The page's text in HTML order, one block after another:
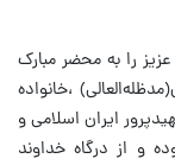
را به محضر مبارک
،خانواده‌
ایران اسلامی و
و از درگاه خداوند